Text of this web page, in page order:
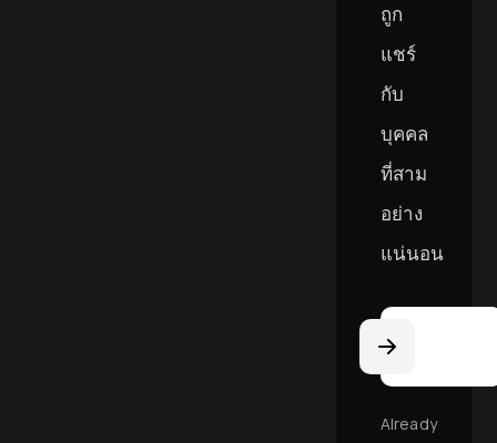
ถูก
แชร์
กับ
บุคคล
ที่สาม
อย่าง
แน่นอน
Address
Already